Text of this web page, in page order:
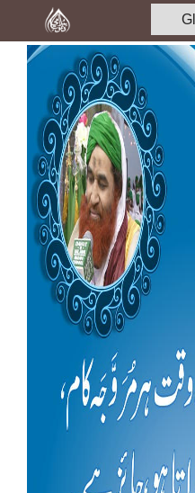
Home
Al-Quran
Books
Media
Madani Channel
Volunteer Portal
Rohani Ilaj
Donation
Departments